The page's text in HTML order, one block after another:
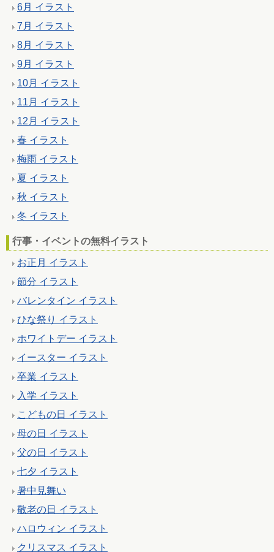
6月 イラスト
7月 イラスト
8月 イラスト
9月 イラスト
10月 イラスト
11月 イラスト
12月 イラスト
春 イラスト
梅雨 イラスト
夏 イラスト
秋 イラスト
冬 イラスト
行事・イベントの無料イラスト
お正月 イラスト
節分 イラスト
バレンタイン イラスト
ひな祭り イラスト
ホワイトデー イラスト
イースター イラスト
卒業 イラスト
入学 イラスト
こどもの日 イラスト
母の日 イラスト
父の日 イラスト
七夕 イラスト
暑中見舞い
敬老の日 イラスト
ハロウィン イラスト
クリスマス イラスト